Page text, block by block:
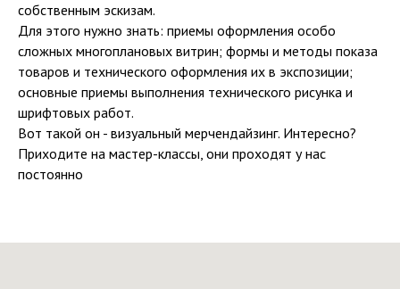
собственным эскизам.
Для этого нужно знать: приемы оформления особо
сложных многоплановых витрин; формы и методы показа
товаров и технического оформления их в экспозиции;
основные приемы выполнения технического рисунка и
шрифтовых работ.
Вот такой он - визуальный мерчендайзинг. Интересно?
Приходите на мастер-классы, они проходят у нас
постоянно